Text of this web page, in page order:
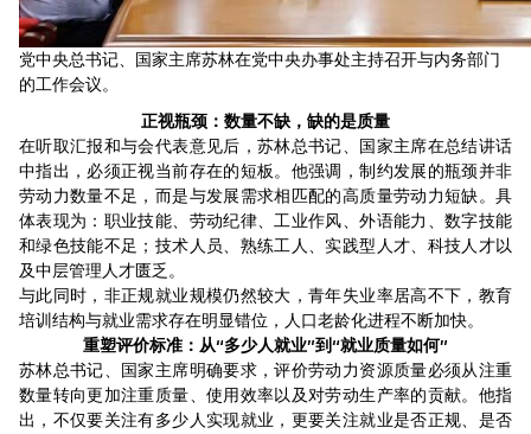
党中央总书记、国家主席苏林在党中央办事处主持召开与内务部门
的工作会议。
正视瓶颈：数量不缺，缺的是质量
在听取汇报和与会代表意见后，苏林总书记、国家主席在总结讲话
中指出，必须正视当前存在的短板。他强调，制约发展的瓶颈并非
劳动力数量不足，而是与发展需求相匹配的高质量劳动力短缺。具
体表现为：职业技能、劳动纪律、工业作风、外语能力、数字技能
和绿色技能不足；技术人员、熟练工人、实践型人才、科技人才以
及中层管理人才匮乏。
与此同时，非正规就业规模仍然较大，青年失业率居高不下，教育
培训结构与就业需求存在明显错位，人口老龄化进程不断加快。
重塑评价标准：从“多少人就业”到“就业质量如何”
苏林总书记、国家主席明确要求，评价劳动力资源质量必须从注重
数量转向更加注重质量、使用效率以及对劳动生产率的贡献。他指
出，不仅要关注有多少人实现就业，更要关注就业是否正规、是否